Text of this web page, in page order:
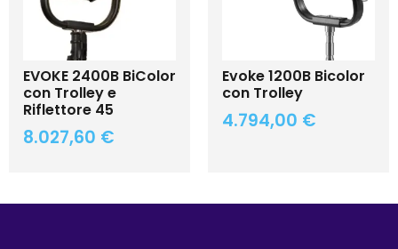
EVOKE 2400B BiColor
con Trolley e
Riflettore 45
8.027,60 €
Evoke 1200B Bicolor
con Trolley
4.794,00 €